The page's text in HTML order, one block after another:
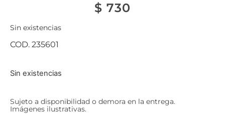
$ 730
Sin existencias
COD. 235601
Sin existencias
Sujeto a disponibilidad o demora en la entrega.
Imágenes ilustrativas.